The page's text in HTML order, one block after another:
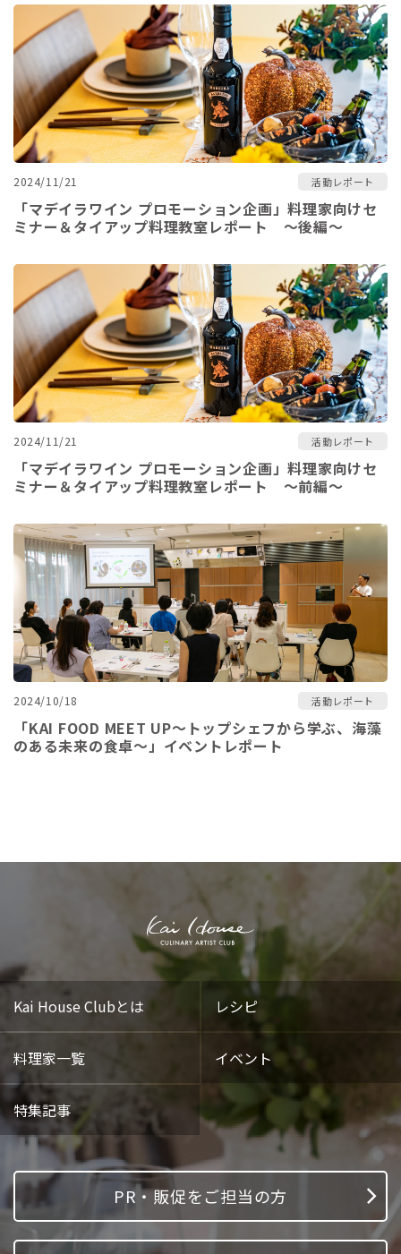
2024/11/21 活動レポート
「マデイラワイン プロモーション企画」料理家向けセ
ミナー＆タイアップ料理教室レポート ～後編～
2024/11/21 活動レポート
「マデイラワイン プロモーション企画」料理家向けセ
ミナー＆タイアップ料理教室レポート ～前編～
2024/10/18 活動レポート
「KAI FOOD MEET UP～トップシェフから学ぶ、海藻
のある未来の食卓～」イベントレポート
Kai House Clubとは レシピ
料理家一覧 イベント
特集記事
PR・販促をご担当の方